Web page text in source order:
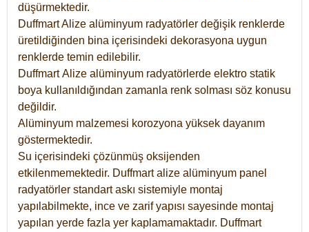
düşürmektedir.
Duffmart Alize alüminyum radyatörler değişik renklerde
üretildiğinden bina içerisindeki dekorasyona uygun
renklerde temin edilebilir.
DuffmartAlize alüminyum radyatörlerde elektro statik
boya kullanıldığından zamanla renk solması söz konusu
değildir.
Alüminyum malzemesi korozyona yüksek dayanım
göstermektedir.
Su içerisindeki çözünmüş oksijenden
etkilenmemektedir. Duffmart alize alüminyum panel
radyatörler standart askı sistemiyle montaj
yapılabilmekte, ince ve zarif yapısı sayesinde montaj
yapılan yerde fazla yer kaplamamaktadır. Duffmart